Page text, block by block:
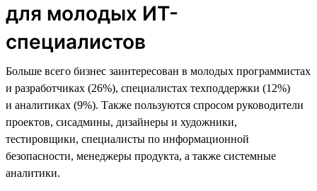
для молодых ИТ-
специалистов
Больше всего бизнес заинтересован в молодых программистах
и разработчиках (26%), специалистах техподдержки (12%)
и аналитиках (9%). Также пользуются спросом руководители
проектов, сисадмины, дизайнеры и художники,
тестировщики, специалисты по информационной
безопасности, менеджеры продукта, а также системные
аналитики.